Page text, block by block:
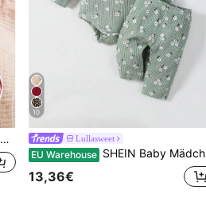
10
Lullasweet
EU Warehouse SHEIN Baby Mädchen Blumen bedruckter Rundhals Langarm Bodysuit und Hose Lässig Outfit
13,36€